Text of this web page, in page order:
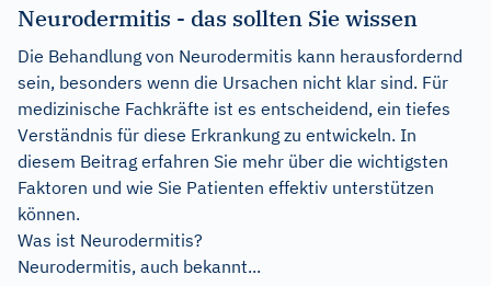
Neurodermitis - das sollten Sie wissen
Die Behandlung von Neurodermitis kann herausfordernd
sein, besonders wenn die Ursachen nicht klar sind. Für
medizinische Fachkräfte ist es entscheidend, ein tiefes
Verständnis für diese Erkrankung zu entwickeln. In
diesem Beitrag erfahren Sie mehr über die wichtigsten
Faktoren und wie Sie Patienten effektiv unterstützen
können.
Was ist Neurodermitis?
Neurodermitis, auch bekannt...